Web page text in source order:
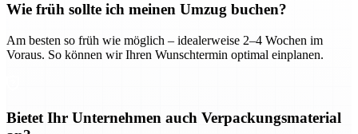
Wie früh sollte ich meinen Umzug buchen?
Am besten so früh wie möglich – idealerweise 2–4 Wochen im
Voraus. So können wir Ihren Wunschtermin optimal einplanen.
Bietet Ihr Unternehmen auch Verpackungsmaterial